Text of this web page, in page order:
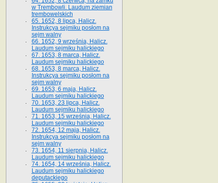
w Trembowli. Laudum ziemian
trembowelskich
65. 1652, 8 lipca, Halicz.
Instrukcya sejmiku posłom na
sejm walny
66. 1652, 9 września, Halicz.
Laudum sejmiku halickiego
67. 1653, 8 marca, Halicz.
Laudum sejmiku halickiego
68. 1653, 8 marca, Halicz.
Instrukcya sejmiku posłom na
sejm walny
69. 1653, 6 maja, Halicz.
Laudum sejmiku halickiego
70. 1653, 23 lipca, Halicz.
Laudum sejmiku halickiego
71. 1653, 15 września, Halicz.
Laudum sejmiku halickiego
72. 1654, 12 maja, Halicz.
Instrukcya sejmiku posłom na
sejm walny
73. 1654, 11 sierpnia, Halicz.
Laudum sejmiku halickiego
74. 1654, 14 września, Halicz.
Laudum sejmiku halickiego
deputackiego